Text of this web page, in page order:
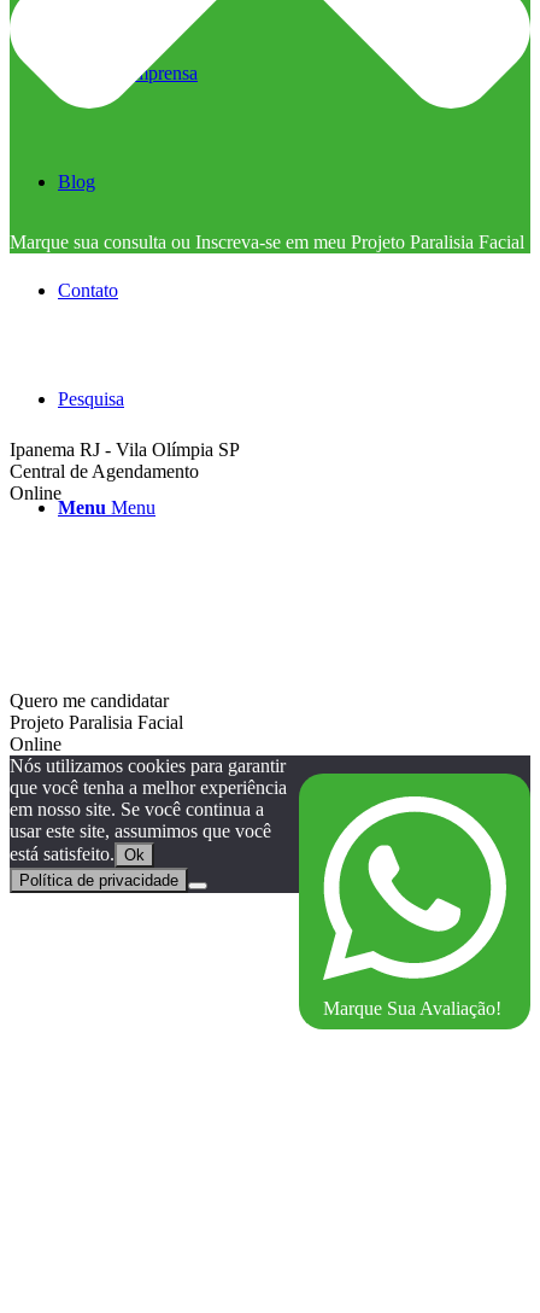
Imprensa
Blog
Contato
Pesquisa
Menu Menu
Marque sua consulta ou Inscreva-se em meu Projeto Paralisia Facial
Ipanema RJ - Vila Olímpia SP
Central de Agendamento
Online
Quero me candidatar
Projeto Paralisia Facial
Online
Marque Sua Avaliação!
Nós utilizamos cookies para garantir
que você tenha a melhor experiência
em nosso site. Se você continua a
usar este site, assumimos que você
está satisfeito. Ok
Política de privacidade